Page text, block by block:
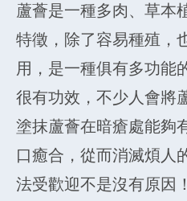
蘆薈是一種多肉、草本
特徵，除了容易種殖，
用，是一種俱有多功能
很有功效，不少人會將
塗抹蘆薈在暗瘡處能夠
口癒合，從而消滅煩人
法受歡迎不是沒有原因